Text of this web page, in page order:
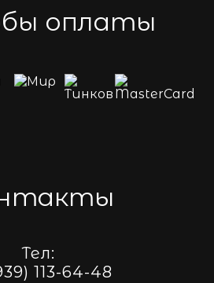
оплаты
Тел:
113-64-48